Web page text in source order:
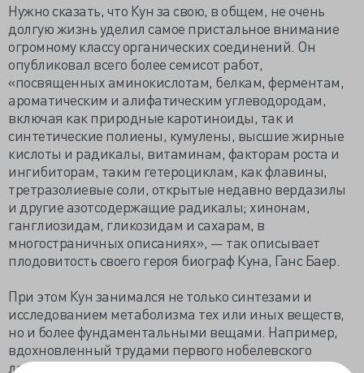
Нужно сказать, что Кун за свою, в общем, не очень
долгую жизнь уделил самое пристальное внимание
огромному классу органических соединений. Он
опубликовал всего более семисот работ,
«посвященных аминокислотам, белкам, ферментам,
ароматическим и алифатическим углеводородам,
включая как природные каротиноиды, так и
синтетические полиены, кумулены, высшие жирные
кислоты и радикалы, витаминам, факторам роста и
ингибиторам, таким гетероциклам, как флавины,
третразолиевые соли, открытые недавно вердазилы
и другие азотсодержащие радикалы; хинонам,
ганглиозидам, гликозидам и сахарам, в
многостраничных описаниях», — так описывает
плодовитость своего героя биограф Куна, Ганс Баер.
При этом Кун занимался не только синтезами и
исследованием метаболизма тех или иных веществ,
но и более фундаментальными вещами. Например,
вдохновленный трудами первого нобелевского
лауреата по химии, Якоба Хендрика Вант-Гоффа, он